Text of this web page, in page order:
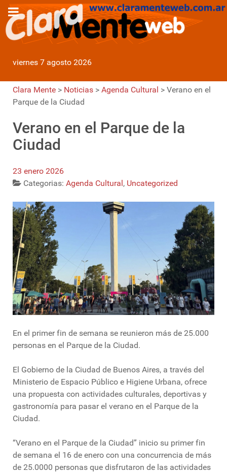
viernes 7 agosto 2026
Clara Mente > Noticias > Agenda Cultural > Verano en el
Parque de la Ciudad
Verano en el Parque de la
Ciudad
23 enero 2026
Categorias: Agenda Cultural , Uncategorized
En el primer fin de semana se reunieron más de 25.000
personas en el Parque de la Ciudad.
El Gobierno de la Ciudad de Buenos Aires, a través del
Ministerio de Espacio Público e Higiene Urbana, ofrece
una propuesta con actividades culturales, deportivas y
gastronomía para pasar el verano en el Parque de la
Ciudad.
“Verano en el Parque de la Ciudad” inicio su primer fin
de semana el 16 de enero con una concurrencia de más
de 25.0000 personas que disfrutaron de las actividades